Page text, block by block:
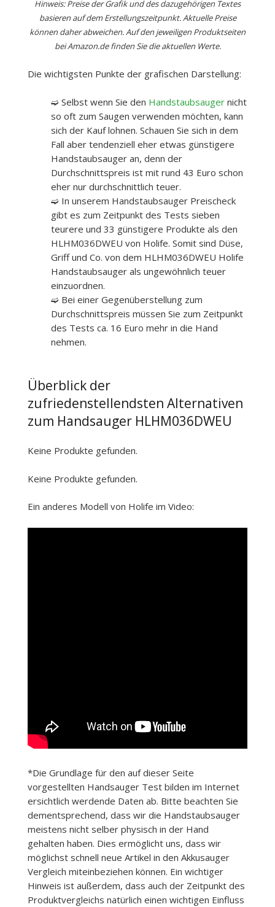
Hinweis: Preise der Grafik und des dazugehörigen Textes
basieren auf dem Erstellungszeitpunkt. Aktuelle Preise
können daher abweichen. Auf den jeweiligen Produktseiten
bei Amazon.de finden Sie die aktuellen Werte.
Die wichtigsten Punkte der grafischen Darstellung:
➫ Selbst wenn Sie den Handstaubsaugernicht
so oft zum Saugen verwenden möchten, kann
sich der Kauf lohnen. Schauen Sie sich in dem
Fall aber tendenziell eher etwas günstigere
Handstaubsauger an, denn der
Durchschnittspreis ist mit rund 43 Euro schon
eher nur durchschnittlich teuer.
➫ In unserem Handstaubsauger Preischeck
gibt es zum Zeitpunkt des Tests sieben
teurere und 33 günstigere Produkte als den
HLHM036DWEU von Holife. Somit sind Düse,
Griff und Co. von dem HLHM036DWEU Holife
Handstaubsauger als ungewöhnlich teuer
einzuordnen.
➫ Bei einer Gegenüberstellung zum
Durchschnittspreis müssen Sie zum Zeitpunkt
des Tests ca. 16 Euro mehr in die Hand
nehmen.
Überblick der
zufriedenstellendsten Alternativen
zum Handsauger HLHM036DWEU
Keine Produkte gefunden.
Keine Produkte gefunden.
Ein anderes Modell von Holife im Video:
*Die Grundlage für den auf dieser Seite
vorgestellten Handsauger Test bilden im Internet
ersichtlich werdende Daten ab. Bitte beachten Sie
dementsprechend, dass wir die Handstaubsauger
meistens nicht selber physisch in der Hand
gehalten haben. Dies ermöglicht uns, dass wir
möglichst schnell neue Artikel in den Akkusauger
Vergleich miteinbeziehen können. Ein wichtiger
Hinweis ist außerdem, dass auch der Zeitpunkt des
Produktvergleichs natürlich einen wichtigen Einfluss